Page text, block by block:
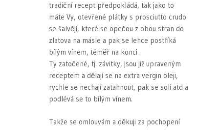
tradiční recept předpokládá, tak jako to
máte Vy, otevřené plátky s prosciutto crudo
se šalvějí, které se opečou z obou stran do
zlatova na másle a pak se lehce postříká
bílým vínem, téměř na konci .
Ty zatočené, tj. závitky, jsou již upraveným
receptem a dělají se na extra vergin oleji,
rychle se nechají zatahnout, pak se solí atd a
podlévá se to bílým vínem.
Takže se omlouvám a děkuji za pochopení